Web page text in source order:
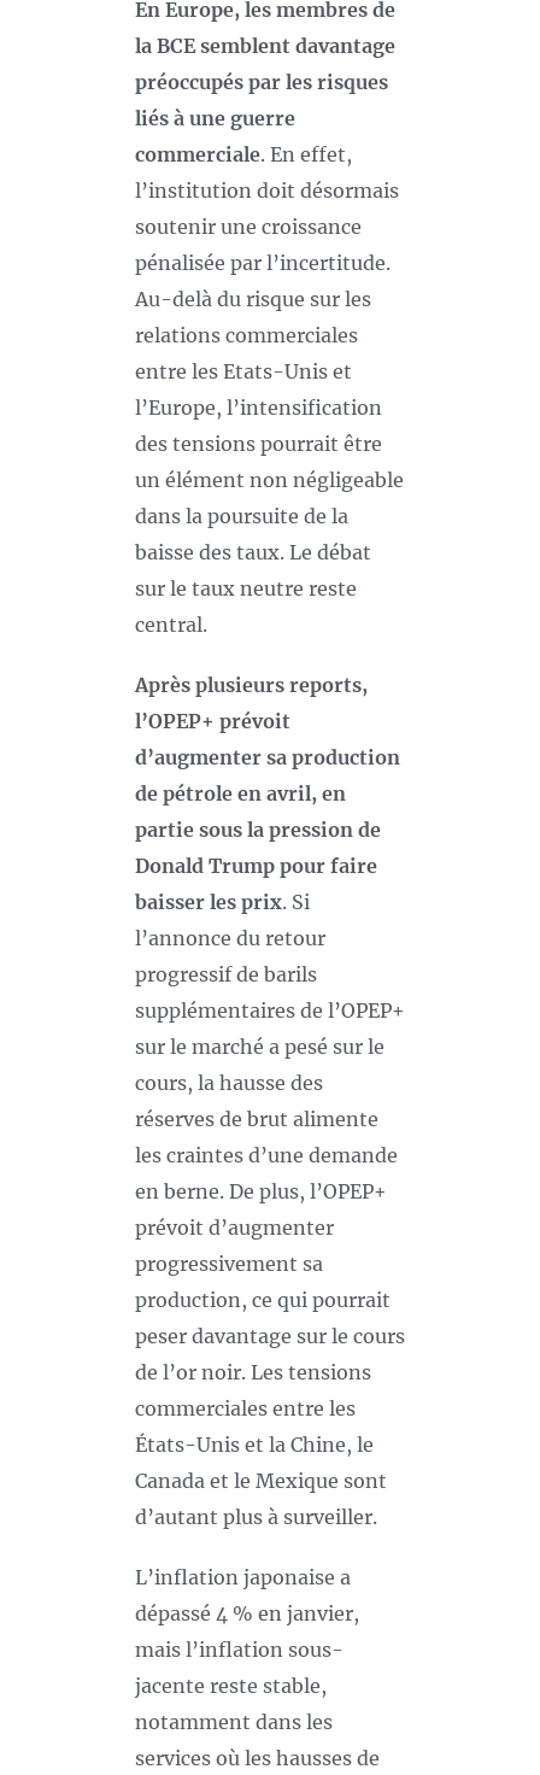
En Europe, les membres de
la BCE semblent davantage
préoccupés par les risques
liés à une guerre
commerciale. En effet,
l’institution doit désormais
soutenir une croissance
pénalisée par l’incertitude.
Au-delà du risque sur les
relations commerciales
entre les Etats-Unis et
l’Europe, l’intensification
des tensions pourrait être
un élément non négligeable
dans la poursuite de la
baisse des taux. Le débat
sur le taux neutre reste
central.
Après plusieurs reports,
l’OPEP+ prévoit
d’augmenter sa production
de pétrole en avril, en
partie sous la pression de
Donald Trump pour faire
baisser les prix. Si
l’annonce du retour
progressif de barils
supplémentaires de l’OPEP+
sur le marché a pesé sur le
cours, la hausse des
réserves de brut alimente
les craintes d’une demande
en berne. De plus, l’OPEP+
prévoit d’augmenter
progressivement sa
production, ce qui pourrait
peser davantage sur le cours
de l’or noir. Les tensions
commerciales entre les
États-Unis et la Chine, le
Canada et le Mexique sont
d’autant plus à surveiller.
L’inflation japonaise a
dépassé 4 % en janvier,
mais l’inflation sous-
jacente reste stable,
notamment dans les
services où les hausses de